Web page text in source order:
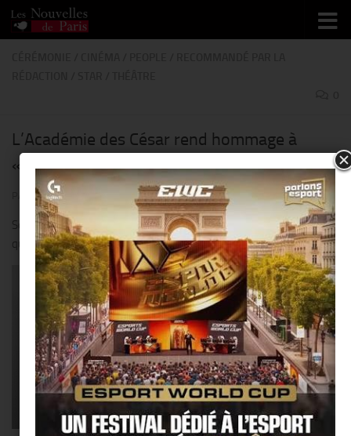
Skip to content
L’Académie des César rend hommage à
« Agnès Varda »…une immense Artiste !!
THIERRY KER 29 MARS 2019· MIS À JOUR 29 MARS 2019
Son oeuvre et l’amour que nous avions pour elle étaient si grands
que nous la croyions éternelle…